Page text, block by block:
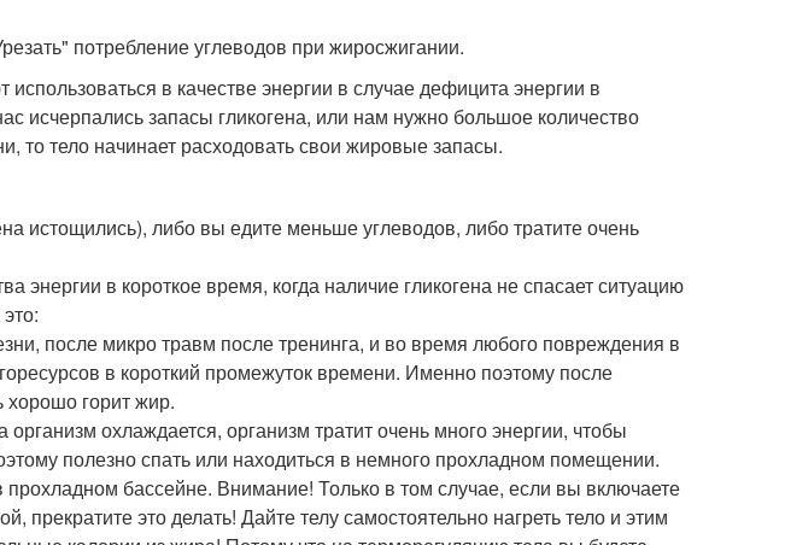
потребление углеводов при жиросжигании.
в качестве энергии в случае дефицита энергии в
исчерпались запасы гликогена, или нам нужно большое количество
то тело начинает расходовать свои жировые запасы.
истощились), либо вы едите меньше углеводов, либо тратите очень
энергии в короткое время, когда наличие гликогена не спасает ситуацию
после микро травм после тренинга, и во время любого повреждения в
в короткий промежуток времени. Именно поэтому после
хорошо горит жир.
охлаждается, организм тратит очень много энергии, чтобы
полезно спать или находиться в немного прохладном помещении.
бассейне. Внимание! Только в том случае, если вы включаете
прекратите это делать! Дайте телу самостоятельно нагреть тело и этим